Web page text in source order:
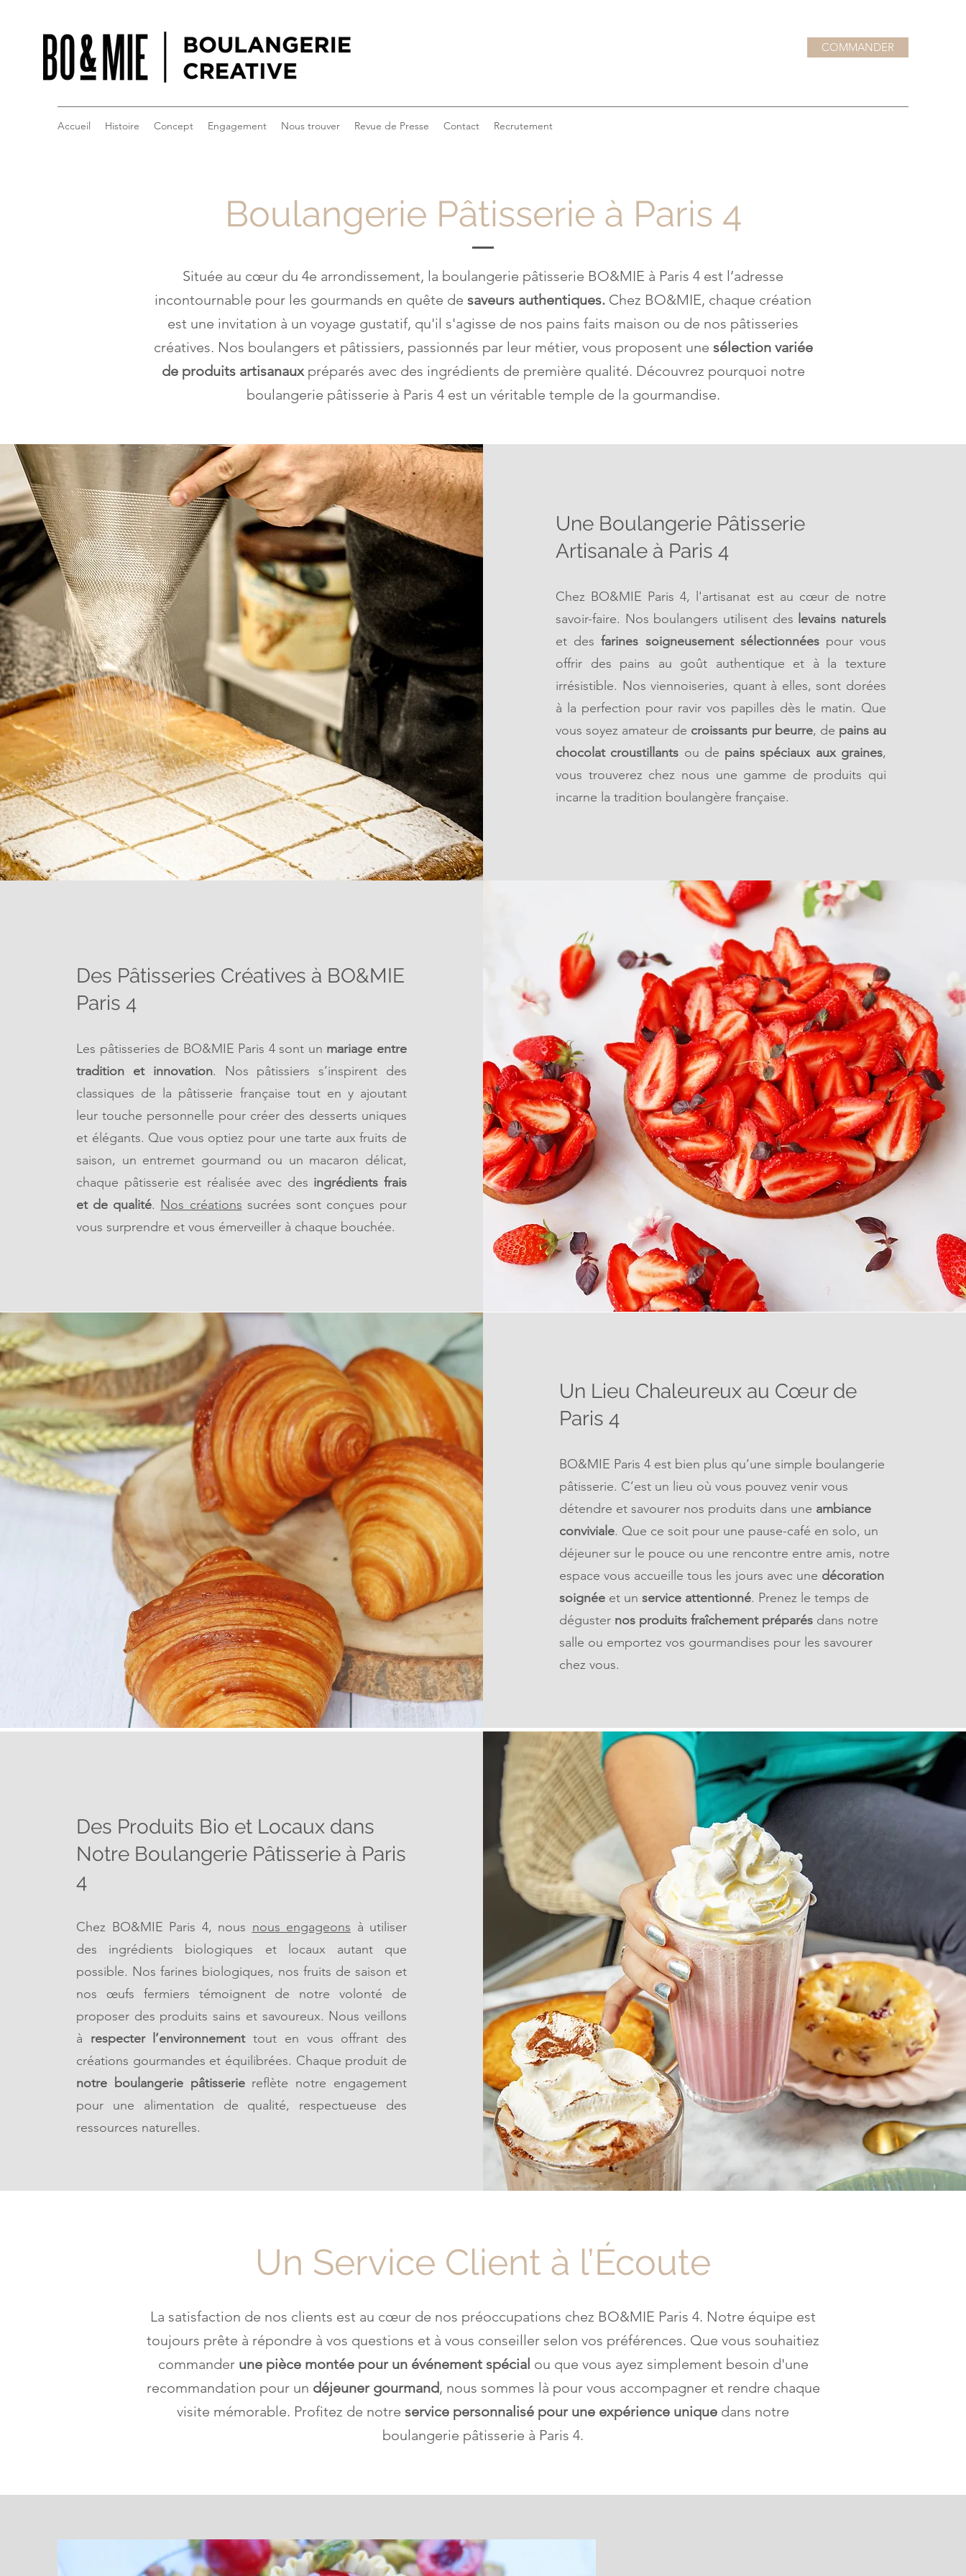
COMMANDER
Accueil Histoire Concept Engagement Nous trouver Revue de Presse Contact Recrutement
Boulangerie Pâtisserie à Paris 4
Située au cœur du 4e arrondissement, la boulangerie pâtisserie BO&MIE à Paris 4 est l’adresse
incontournable pour les gourmands en quête de saveurs authentiques. Chez BO&MIE, chaque création
est une invitation à un voyage gustatif, qu'il s'agisse de nos pains faits maison ou de nos pâtisseries
créatives. Nos boulangers et pâtissiers, passionnés par leur métier, vous proposent une sélection variée
de produits artisanaux préparés avec des ingrédients de première qualité. Découvrez pourquoi notre
boulangerie pâtisserie à Paris 4 est un véritable temple de la gourmandise.
Une Boulangerie Pâtisserie
Artisanale à Paris 4
Chez BO&MIE Paris 4, l'artisanat est au cœur de notre
savoir-faire. Nos boulangers utilisent des levains naturels
et desfarines soigneusement sélectionnéespour vous
offrir des pains au goût authentique et à la texture
irrésistible. Nos viennoiseries, quant à elles, sont dorées
à la perfection pour ravir vos papilles dès le matin. Que
vous soyez amateur de croissants pur beurre, de pains au
chocolat croustillants ou de pains spéciaux aux graines,
vous trouverez chez nous une gamme de produits qui
incarne la tradition boulangère française.
Des Pâtisseries Créatives à BO&MIE
Paris 4
Les pâtisseries de BO&MIE Paris 4 sont un mariage entre
tradition et innovation. Nos pâtissiers s’inspirent des
classiques de la pâtisserie française tout en y ajoutant
leur touche personnelle pour créer des desserts uniques
et élégants. Que vous optiez pour une tarte aux fruits de
saison, un entremet gourmand ou un macaron délicat,
chaque pâtisserie est réalisée avec des ingrédients frais
et de qualité. Nos créations sucrées sont conçues pour
vous surprendre et vous émerveiller à chaque bouchée.
Un Lieu Chaleureux au Cœur de
Paris 4
BO&MIE Paris 4 est bien plus qu’une simple boulangerie
pâtisserie. C’est un lieu où vous pouvez venir vous
détendre et savourer nos produits dans une ambiance
conviviale. Que ce soit pour une pause-café en solo, un
déjeuner sur le pouce ou une rencontre entre amis, notre
espace vous accueille tous les jours avec une décoration
soignée et un service attentionné. Prenez le temps de
déguster nos produits fraîchement préparés dans notre
salle ou emportez vos gourmandises pour les savourer
chez vous.
Des Produits Bio et Locaux dans
Notre Boulangerie Pâtisserie à Paris
4
Chez BO&MIE Paris 4, nous nous engageons à utiliser
des ingrédients biologiques et locaux autant que
possible. Nos farines biologiques, nos fruits de saison et
nos œufs fermiers témoignent de notre volonté de
proposer des produits sains et savoureux. Nous veillons
à respecter l’environnementtout en vous offrant des
créations gourmandes et équilibrées. Chaque produit de
notre boulangerie pâtisseriereflète notre engagement
pour une alimentation de qualité, respectueuse des
ressources naturelles.
Un Service Client à l’Écoute
La satisfaction de nos clients est au cœur de nos préoccupations chez BO&MIE Paris 4. Notre équipe est
toujours prête à répondre à vos questions et à vous conseiller selon vos préférences. Que vous souhaitiez
commander une pièce montée pour un événement spécial ou que vous ayez simplement besoin d'une
recommandation pour un déjeuner gourmand, nous sommes là pour vous accompagner et rendre chaque
visite mémorable. Profitez de notre service personnalisé pour une expérience unique dans notre
boulangerie pâtisserie à Paris 4.